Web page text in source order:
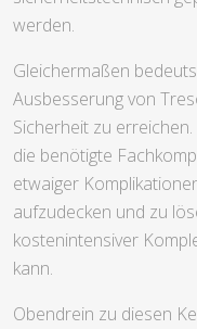
werden.
Gleichermaßen
Ausbesserung von
Sicherheit zu
die benötigte
etwaiger
aufzudecken und zu
kostenintensiver
kann.
Obendrein zu diesen